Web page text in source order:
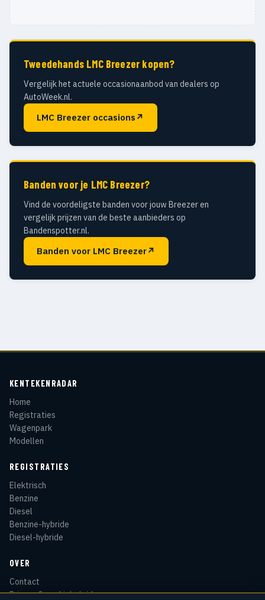
Tweedehands LMC Breezer kopen?
Vergelijk het actuele occasionaanbod van dealers op
AutoWeek.nl.
LMC Breezer occasions ↗
Banden voor je LMC Breezer?
Vind de voordeligste banden voor jouw Breezer en
vergelijk prijzen van de beste aanbieders op
Bandenspotter.nl.
Banden voor LMC Breezer↗
KENTEKENRADAR
Home
Registraties
Wagenpark
Modellen
REGISTRATIES
Elektrisch
Benzine
Diesel
Benzine-hybride
Diesel-hybride
OVER
Contact
Privacy & cookiebeleid